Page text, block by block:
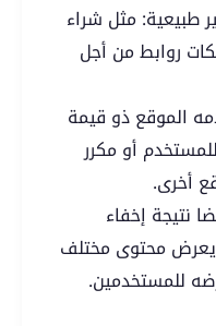
طبيعية: مثل شراء
روابط من أجل
الموقع ذو قيمة
أو مكرر
أخرى.
نتيجة إخفاء
يعرض محتوى مختلف
للمستخدمين.